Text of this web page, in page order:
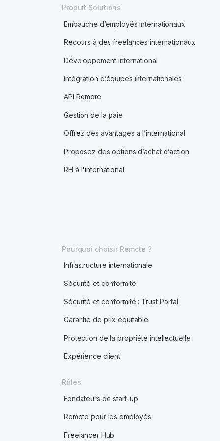
Produit Solutions
Embauche d’employés internationaux
Recours à des freelances internationaux
Développement international
Intégration d’équipes internationales
API Remote
Gestion de la paie
Offrez des avantages à l’international
Proposez des options d’achat d’action
RH à l'international
Pourquoi choisir Remote ?
Infrastructure internationale
Sécurité et conformité
Sécurité et conformité : Trust Portal
Garantie de prix équitable
Protection de la propriété intellectuelle
Expérience client
Rôles
Fondateurs de start-up
Remote pour les employés
Freelancer Hub